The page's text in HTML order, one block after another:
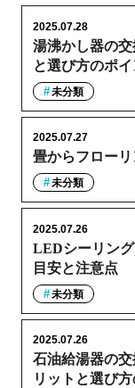
湯沸かし器の
と選び方のポイ
2025.07.28
未分類
畳からフロー
2025.07.27
未分類
LEDシーリン
目安と注意点
2025.07.26
未分類
石油給湯器の
リットと選び
2025.07.26